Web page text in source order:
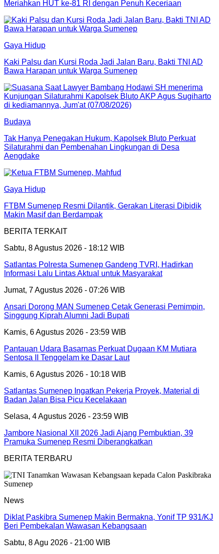
Meriahkan HUT ke-81 RI dengan Penuh Keceriaan
Gaya Hidup
Kaki Palsu dan Kursi Roda Jadi Jalan Baru, Bakti TNI AD
Bawa Harapan untuk Warga Sumenep
Budaya
Tak Hanya Penegakan Hukum, Kapolsek Bluto Perkuat
Silaturahmi dan Pembenahan Lingkungan di Desa
Aengdake
Gaya Hidup
FTBM Sumenep Resmi Dilantik, Gerakan Literasi Dibidik
Makin Masif dan Berdampak
BERITA TERKAIT
Sabtu, 8 Agustus 2026 - 18:12 WIB
Satlantas Polresta Sumenep Gandeng TVRI, Hadirkan
Informasi Lalu Lintas Aktual untuk Masyarakat
Jumat, 7 Agustus 2026 - 07:26 WIB
Ansari Dorong MAN Sumenep Cetak Generasi Pemimpin,
Singgung Kiprah Alumni Jadi Bupati
Kamis, 6 Agustus 2026 - 23:59 WIB
Pantauan Udara Basarnas Perkuat Dugaan KM Mutiara
Sentosa II Tenggelam ke Dasar Laut
Kamis, 6 Agustus 2026 - 10:18 WIB
Satlantas Sumenep Ingatkan Pekerja Proyek, Material di
Badan Jalan Bisa Picu Kecelakaan
Selasa, 4 Agustus 2026 - 23:59 WIB
Jambore Nasional XII 2026 Jadi Ajang Pembuktian, 39
Pramuka Sumenep Resmi Diberangkatkan
BERITA TERBARU
News
Diklat Paskibra Sumenep Makin Bermakna, Yonif TP 931/KJ
Beri Pembekalan Wawasan Kebangsaan
Sabtu, 8 Agu 2026 - 21:00 WIB